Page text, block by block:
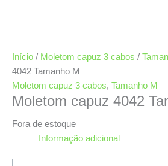
Início / Moletom capuz 3 cabos /
4042 Tamanho M
Moletom capuz 3 cabos, Tamanho M
Moletom capuz 4042
Fora de estoque
Informação adicional